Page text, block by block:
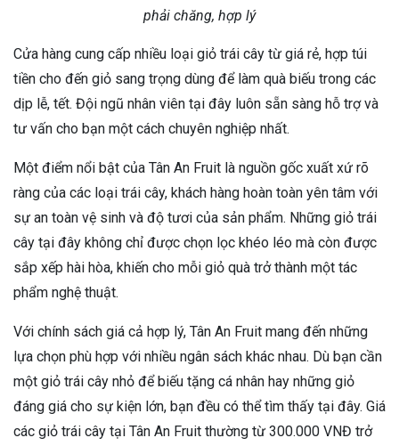
phải chăng, hợp lý
Cửa hàng cung cấp nhiều loại giỏ trái cây từ giá rẻ, hợp túi
tiền cho đến giỏ sang trọng dùng để làm quà biếu trong các
dịp lễ, tết. Đội ngũ nhân viên tại đây luôn sẵn sàng hỗ trợ và
tư vấn cho bạn một cách chuyên nghiệp nhất.
Một điểm nổi bật của Tân An Fruit là nguồn gốc xuất xứ rõ
ràng của các loại trái cây, khách hàng hoàn toàn yên tâm với
sự an toàn vệ sinh và độ tươi của sản phẩm. Những giỏ trái
cây tại đây không chỉ được chọn lọc khéo léo mà còn được
sắp xếp hài hòa, khiến cho mỗi giỏ quà trở thành một tác
phẩm nghệ thuật.
Với chính sách giá cả hợp lý, Tân An Fruit mang đến những
lựa chọn phù hợp với nhiều ngân sách khác nhau. Dù bạn cần
một giỏ trái cây nhỏ để biếu tặng cá nhân hay những giỏ
đáng giá cho sự kiện lớn, bạn đều có thể tìm thấy tại đây. Giá
các giỏ trái cây tại Tân An Fruit thường từ 300.000 VNĐ trở